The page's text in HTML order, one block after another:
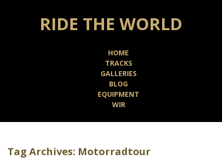
RIDE THE WORLD
HOME
TRACKS
GALLERIES
BLOG
EQUIPMENT
WIR
Tag Archives: Motorradtour